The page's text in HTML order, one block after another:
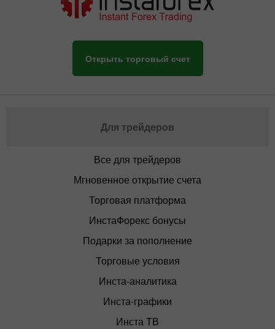
Открыть торговый счет
Для трейдеров
Все для трейдеров
Мгновенное открытие счета
Торговая платформа
ИнстаФорекс бонусы
Подарки за пополнение
Торговые условия
Инста-аналитика
Инста-графики
Инста ТВ